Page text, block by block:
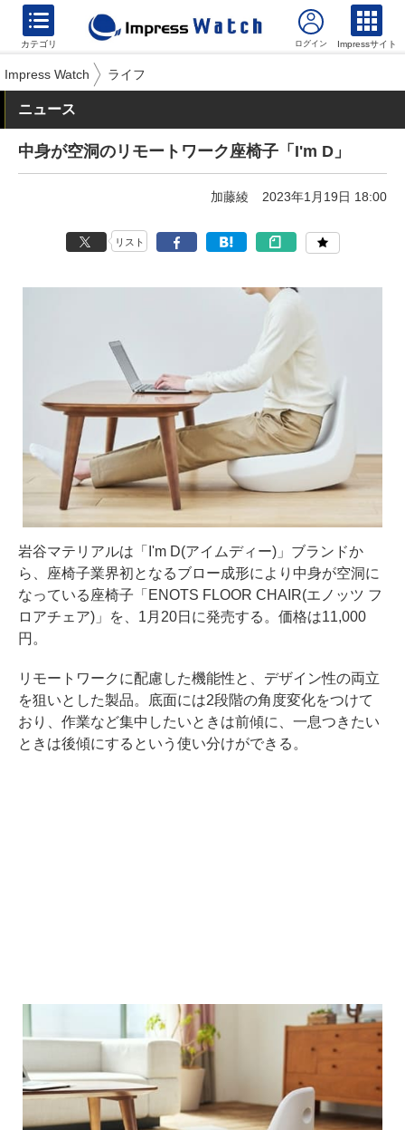
カテゴリ Impressサイト
Impress Watch ライフ
ニュース
中身が空洞のリモートワーク座椅子「I'm D」
加藤綾 2023年1月19日 18:00
リスト
岩谷マテリアルは「I'm D(アイムディー)」ブランドか
ら、座椅子業界初となるブロー成形により中身が空洞に
なっている座椅子「ENOTS FLOOR CHAIR(エノッツ フ
ロアチェア)」を、1月20日に発売する。価格は11,000
円。
リモートワークに配慮した機能性と、デザイン性の両立
を狙いとした製品。底面には2段階の角度変化をつけて
おり、作業など集中したいときは前傾に、一息つきたい
ときは後傾にするという使い分けができる。